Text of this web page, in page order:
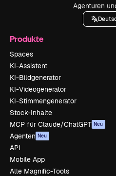
Agenturen
Produkte
Spaces
KI-Assistent
KI-Bildgenerator
KI-Videogenerator
KI-Stimmengenerator
Stock-Inhalte
MCP für Claude/ChatGPT Neu
Agenten Neu
API
Mobile App
Alle Magnific-Tools